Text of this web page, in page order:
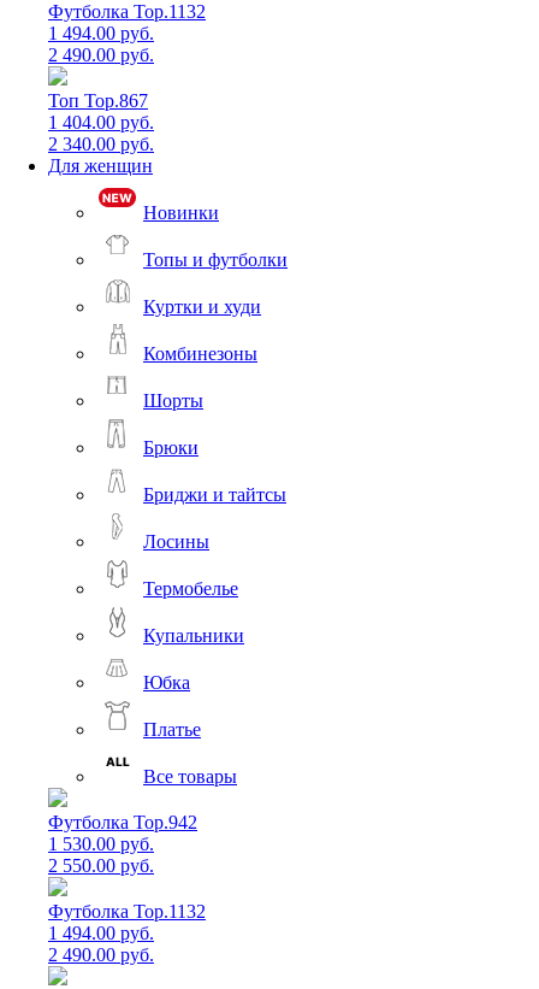
Футболка Top.1132
1 494.00 руб.
2 490.00 руб.
Топ Top.867
1 404.00 руб.
2 340.00 руб.
Для женщин
Новинки
Топы и футболки
Куртки и худи
Комбинезоны
Шорты
Брюки
Бриджи и тайтсы
Лосины
Термобелье
Купальники
Юбка
Платье
Все товары
Футболка Top.942
1 530.00 руб.
2 550.00 руб.
Футболка Top.1132
1 494.00 руб.
2 490.00 руб.